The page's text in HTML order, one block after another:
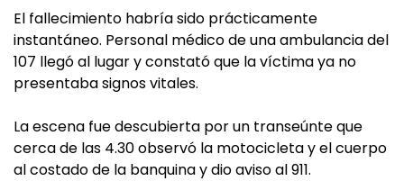
El fallecimiento habría sido prácticamente
instantáneo. Personal médico de una ambulancia del
107 llegó al lugar y constató que la víctima ya no
presentaba signos vitales.
La escena fue descubierta por un transeúnte que
cerca de las 4.30 observó la motocicleta y el cuerpo
al costado de la banquina y dio aviso al 911.